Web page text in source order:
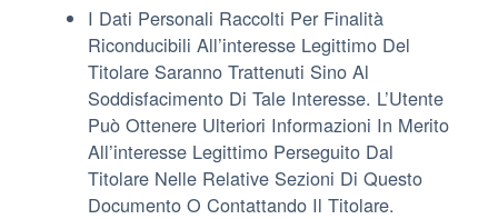
I Dati Personali Raccolti Per Finalità
Riconducibili All’interesse Legittimo Del
Titolare Saranno Trattenuti Sino Al
Soddisfacimento Di Tale Interesse. L’Utente
Può Ottenere Ulteriori Informazioni In Merito
All’interesse Legittimo Perseguito Dal
Titolare Nelle Relative Sezioni Di Questo
Documento O Contattando Il Titolare.